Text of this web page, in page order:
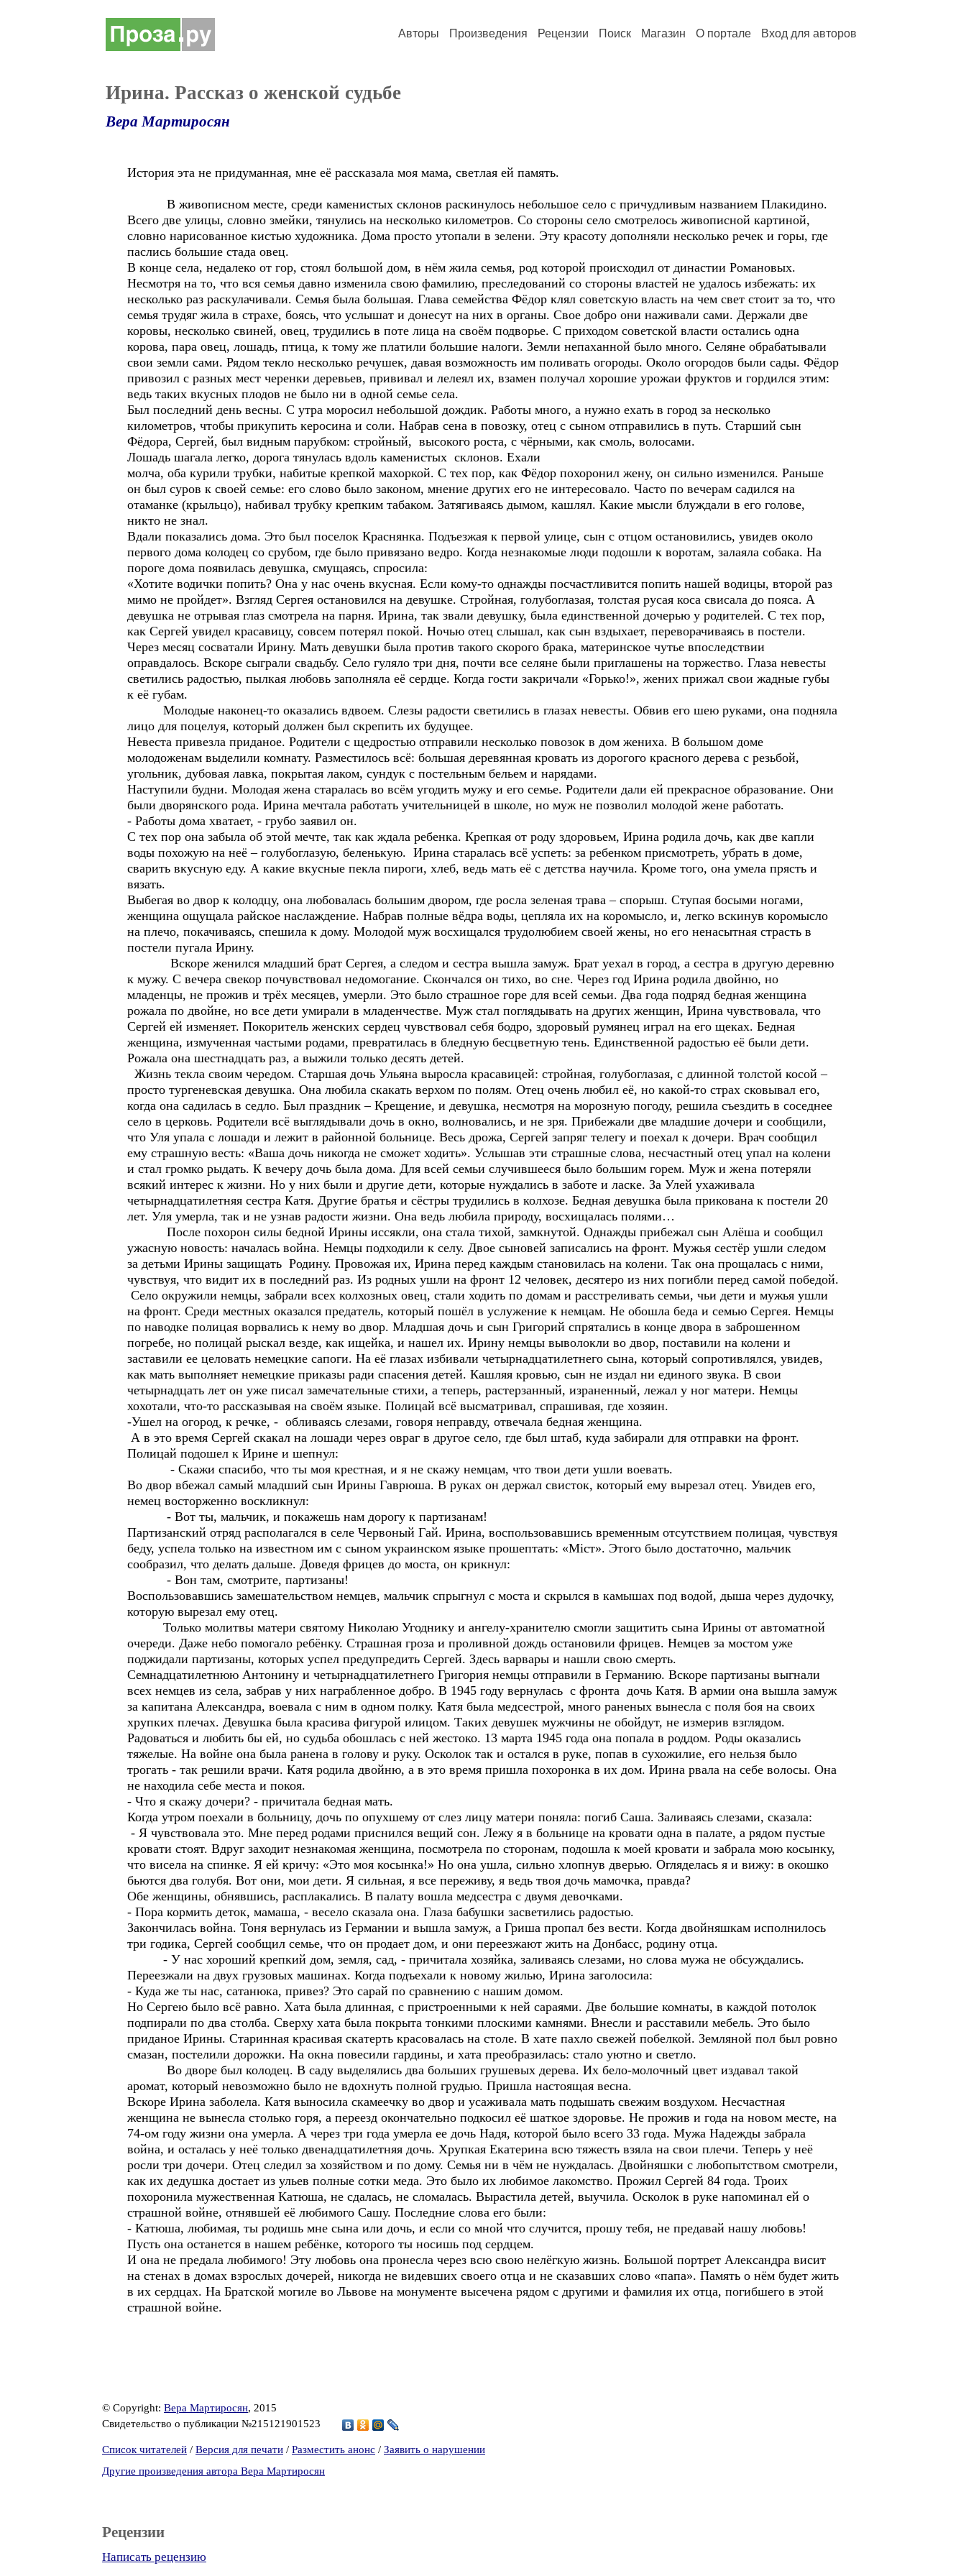
Авторы Произведения Рецензии Поиск Магазин О портале Вход для авторов
Ирина. Рассказ о женской судьбе
Вера Мартиросян
История эта не придуманная, мне её рассказала моя мама, светлая ей память.
В живописном месте, среди каменистых склонов раскинулось небольшое село с причудливым названием Плакидино.
Всего две улицы, словно змейки, тянулись на несколько километров. Со стороны село смотрелось живописной картиной,
словно нарисованное кистью художника. Дома просто утопали в зелени. Эту красоту дополняли несколько речек и горы, где
паслись большие стада овец.
В конце села, недалеко от гор, стоял большой дом, в нём жила семья, род которой происходил от династии Романовых.
Несмотря на то, что вся семья давно изменила свою фамилию, преследований со стороны властей не удалось избежать: их
несколько раз раскулачивали. Семья была большая. Глава семейства Фёдор клял советскую власть на чем свет стоит за то, что
семья трудяг жила в страхе, боясь, что услышат и донесут на них в органы. Свое добро они наживали сами. Держали две
коровы, несколько свиней, овец, трудились в поте лица на своём подворье. С приходом советской власти остались одна
корова, пара овец, лошадь, птица, к тому же платили большие налоги. Земли непаханной было много. Селяне обрабатывали
свои земли сами. Рядом текло несколько речушек, давая возможность им поливать огороды. Около огородов были сады. Фёдор
привозил с разных мест черенки деревьев, прививал и лелеял их, взамен получал хорошие урожаи фруктов и гордился этим:
ведь таких вкусных плодов не было ни в одной семье села.
Был последний день весны. С утра моросил небольшой дождик. Работы много, а нужно ехать в город за несколько
километров, чтобы прикупить керосина и соли. Набрав сена в повозку, отец с сыном отправились в путь. Старший сын
Фёдора, Сергей, был видным парубком: стройный, высокого роста, с чёрными, как смоль, волосами.
Лошадь шагала легко, дорога тянулась вдоль каменистых склонов. Ехали
молча, оба курили трубки, набитые крепкой махоркой. С тех пор, как Фёдор похоронил жену, он сильно изменился. Раньше
он был суров к своей семье: его слово было законом, мнение других его не интересовало. Часто по вечерам садился на
отаманке (крыльцо), набивал трубку крепким табаком. Затягиваясь дымом, кашлял. Какие мысли блуждали в его голове,
никто не знал.
Вдали показались дома. Это был поселок Краснянка. Подъезжая к первой улице, сын с отцом остановились, увидев около
первого дома колодец со срубом, где было привязано ведро. Когда незнакомые люди подошли к воротам, залаяла собака. На
пороге дома появилась девушка, смущаясь, спросила:
«Хотите водички попить? Она у нас очень вкусная. Если кому-то однажды посчастливится попить нашей водицы, второй раз
мимо не пройдет». Взгляд Сергея остановился на девушке. Стройная, голубоглазая, толстая русая коса свисала до пояса. А
девушка не отрывая глаз смотрела на парня. Ирина, так звали девушку, была единственной дочерью у родителей. С тех пор,
как Сергей увидел красавицу, совсем потерял покой. Ночью отец слышал, как сын вздыхает, переворачиваясь в постели.
Через месяц сосватали Ирину. Мать девушки была против такого скорого брака, материнское чутье впоследствии
оправдалось. Вскоре сыграли свадьбу. Село гуляло три дня, почти все селяне были приглашены на торжество. Глаза невесты
светились радостью, пылкая любовь заполняла её сердце. Когда гости закричали «Горько!», жених прижал свои жадные губы
к её губам.
Молодые наконец-то оказались вдвоем. Слезы радости светились в глазах невесты. Обвив его шею руками, она подняла
лицо для поцелуя, который должен был скрепить их будущее.
Невеста привезла приданое. Родители с щедростью отправили несколько повозок в дом жениха. В большом доме
молодоженам выделили комнату. Разместилось всё: большая деревянная кровать из дорогого красного дерева с резьбой,
угольник, дубовая лавка, покрытая лаком, сундук с постельным бельем и нарядами.
Наступили будни. Молодая жена старалась во всём угодить мужу и его семье. Родители дали ей прекрасное образование. Они
были дворянского рода. Ирина мечтала работать учительницей в школе, но муж не позволил молодой жене работать.
- Работы дома хватает, - грубо заявил он.
С тех пор она забыла об этой мечте, так как ждала ребенка. Крепкая от роду здоровьем, Ирина родила дочь, как две капли
воды похожую на неё – голубоглазую, беленькую. Ирина старалась всё успеть: за ребенком присмотреть, убрать в доме,
сварить вкусную еду. А какие вкусные пекла пироги, хлеб, ведь мать её с детства научила. Кроме того, она умела прясть и
вязать.
Выбегая во двор к колодцу, она любовалась большим двором, где росла зеленая трава – спорыш. Ступая босыми ногами,
женщина ощущала райское наслаждение. Набрав полные вёдра воды, цепляла их на коромысло, и, легко вскинув коромысло
на плечо, покачиваясь, спешила к дому. Молодой муж восхищался трудолюбием своей жены, но его ненасытная страсть в
постели пугала Ирину.
Вскоре женился младший брат Сергея, а следом и сестра вышла замуж. Брат уехал в город, а сестра в другую деревню
к мужу. С вечера свекор почувствовал недомогание. Скончался он тихо, во сне. Через год Ирина родила двойню, но
младенцы, не прожив и трёх месяцев, умерли. Это было страшное горе для всей семьи. Два года подряд бедная женщина
рожала по двойне, но все дети умирали в младенчестве. Муж стал поглядывать на других женщин, Ирина чувствовала, что
Сергей ей изменяет. Покоритель женских сердец чувствовал себя бодро, здоровый румянец играл на его щеках. Бедная
женщина, измученная частыми родами, превратилась в бледную бесцветную тень. Единственной радостью её были дети.
Рожала она шестнадцать раз, а выжили только десять детей.
Жизнь текла своим чередом. Старшая дочь Ульяна выросла красавицей: стройная, голубоглазая, с длинной толстой косой –
просто тургеневская девушка. Она любила скакать верхом по полям. Отец очень любил её, но какой-то страх сковывал его,
когда она садилась в седло. Был праздник – Крещение, и девушка, несмотря на морозную погоду, решила съездить в соседнее
село в церковь. Родители всё выглядывали дочь в окно, волновались, и не зря. Прибежали две младшие дочери и сообщили,
что Уля упала с лошади и лежит в районной больнице. Весь дрожа, Сергей запряг телегу и поехал к дочери. Врач сообщил
ему страшную весть: «Ваша дочь никогда не сможет ходить». Услышав эти страшные слова, несчастный отец упал на колени
и стал громко рыдать. К вечеру дочь была дома. Для всей семьи случившееся было большим горем. Муж и жена потеряли
всякий интерес к жизни. Но у них были и другие дети, которые нуждались в заботе и ласке. За Улей ухаживала
четырнадцатилетняя сестра Катя. Другие братья и сёстры трудились в колхозе. Бедная девушка была прикована к постели 20
лет. Уля умерла, так и не узнав радости жизни. Она ведь любила природу, восхищалась полями…
После похорон силы бедной Ирины иссякли, она стала тихой, замкнутой. Однажды прибежал сын Алёша и сообщил
ужасную новость: началась война. Немцы подходили к селу. Двое сыновей записались на фронт. Мужья сестёр ушли следом
за детьми Ирины защищать Родину. Провожая их, Ирина перед каждым становилась на колени. Так она прощалась с ними,
чувствуя, что видит их в последний раз. Из родных ушли на фронт 12 человек, десятеро из них погибли перед самой победой.
Село окружили немцы, забрали всех колхозных овец, стали ходить по домам и расстреливать семьи, чьи дети и мужья ушли
на фронт. Среди местных оказался предатель, который пошёл в услужение к немцам. Не обошла беда и семью Сергея. Немцы
по наводке полицая ворвались к нему во двор. Младшая дочь и сын Григорий спрятались в конце двора в заброшенном
погребе, но полицай рыскал везде, как ищейка, и нашел их. Ирину немцы выволокли во двор, поставили на колени и
заставили ее целовать немецкие сапоги. На её глазах избивали четырнадцатилетнего сына, который сопротивлялся, увидев,
как мать выполняет немецкие приказы ради спасения детей. Кашляя кровью, сын не издал ни единого звука. В свои
четырнадцать лет он уже писал замечательные стихи, а теперь, растерзанный, израненный, лежал у ног матери. Немцы
хохотали, что-то рассказывая на своём языке. Полицай всё высматривал, спрашивая, где хозяин.
-Ушел на огород, к речке, - обливаясь слезами, говоря неправду, отвечала бедная женщина.
А в это время Сергей скакал на лошади через овраг в другое село, где был штаб, куда забирали для отправки на фронт.
Полицай подошел к Ирине и шепнул:
- Скажи спасибо, что ты моя крестная, и я не скажу немцам, что твои дети ушли воевать.
Во двор вбежал самый младший сын Ирины Гаврюша. В руках он держал свисток, который ему вырезал отец. Увидев его,
немец восторженно воскликнул:
- Вот ты, мальчик, и покажешь нам дорогу к партизанам!
Партизанский отряд располагался в селе Червоный Гай. Ирина, воспользовавшись временным отсутствием полицая, чувствуя
беду, успела только на известном им с сыном украинском языке прошептать: «Міст». Этого было достаточно, мальчик
сообразил, что делать дальше. Доведя фрицев до моста, он крикнул:
- Вон там, смотрите, партизаны!
Воспользовавшись замешательством немцев, мальчик спрыгнул с моста и скрылся в камышах под водой, дыша через дудочку,
которую вырезал ему отец.
Только молитвы матери святому Николаю Угоднику и ангелу-хранителю смогли защитить сына Ирины от автоматной
очереди. Даже небо помогало ребёнку. Страшная гроза и проливной дождь остановили фрицев. Немцев за мостом уже
поджидали партизаны, которых успел предупредить Сергей. Здесь варвары и нашли свою смерть.
Семнадцатилетнюю Антонину и четырнадцатилетнего Григория немцы отправили в Германию. Вскоре партизаны выгнали
всех немцев из села, забрав у них награбленное добро. В 1945 году вернулась с фронта дочь Катя. В армии она вышла замуж
за капитана Александра, воевала с ним в одном полку. Катя была медсестрой, много раненых вынесла с поля боя на своих
хрупких плечах. Девушка была красива фигурой илицом. Таких девушек мужчины не обойдут, не измерив взглядом.
Радоваться и любить бы ей, но судьба обошлась с ней жестоко. 13 марта 1945 года она попала в роддом. Роды оказались
тяжелые. На войне она была ранена в голову и руку. Осколок так и остался в руке, попав в сухожилие, его нельзя было
трогать - так решили врачи. Катя родила двойню, а в это время пришла похоронка в их дом. Ирина рвала на себе волосы. Она
не находила себе места и покоя.
- Что я скажу дочери? - причитала бедная мать.
Когда утром поехали в больницу, дочь по опухшему от слез лицу матери поняла: погиб Саша. Заливаясь слезами, сказала:
- Я чувствовала это. Мне перед родами приснился вещий сон. Лежу я в больнице на кровати одна в палате, а рядом пустые
кровати стоят. Вдруг заходит незнакомая женщина, посмотрела по сторонам, подошла к моей кровати и забрала мою косынку,
что висела на спинке. Я ей кричу: «Это моя косынка!» Но она ушла, сильно хлопнув дверью. Огляделась я и вижу: в окошко
бьются два голубя. Вот они, мои дети. Я сильная, я все переживу, я ведь твоя дочь мамочка, правда?
Обе женщины, обнявшись, расплакались. В палату вошла медсестра с двумя девочками.
- Пора кормить деток, мамаша, - весело сказала она. Глаза бабушки засветились радостью.
Закончилась война. Тоня вернулась из Германии и вышла замуж, а Гриша пропал без вести. Когда двойняшкам исполнилось
три годика, Сергей сообщил семье, что он продает дом, и они переезжают жить на Донбасс, родину отца.
- У нас хороший крепкий дом, земля, сад, - причитала хозяйка, заливаясь слезами, но слова мужа не обсуждались.
Переезжали на двух грузовых машинах. Когда подъехали к новому жилью, Ирина заголосила:
- Куда же ты нас, сатанюка, привез? Это сарай по сравнению с нашим домом.
Но Сергею было всё равно. Хата была длинная, с пристроенными к ней сараями. Две большие комнаты, в каждой потолок
подпирали по два столба. Сверху хата была покрыта тонкими плоскими камнями. Внесли и расставили мебель. Это было
приданое Ирины. Старинная красивая скатерть красовалась на столе. В хате пахло свежей побелкой. Земляной пол был ровно
смазан, постелили дорожки. На окна повесили гардины, и хата преобразилась: стало уютно и светло.
Во дворе был колодец. В саду выделялись два больших грушевых дерева. Их бело-молочный цвет издавал такой
аромат, который невозможно было не вдохнуть полной грудью. Пришла настоящая весна.
Вскоре Ирина заболела. Катя выносила скамеечку во двор и усаживала мать подышать свежим воздухом. Несчастная
женщина не вынесла столько горя, а переезд окончательно подкосил её шаткое здоровье. Не прожив и года на новом месте, на
74-ом году жизни она умерла. А через три года умерла ее дочь Надя, которой было всего 33 года. Мужа Надежды забрала
война, и осталась у неё только двенадцатилетняя дочь. Хрупкая Екатерина всю тяжесть взяла на свои плечи. Теперь у неё
росли три дочери. Отец следил за хозяйством и по дому. Семья ни в чём не нуждалась. Двойняшки с любопытством смотрели,
как их дедушка достает из ульев полные сотки меда. Это было их любимое лакомство. Прожил Сергей 84 года. Троих
похоронила мужественная Катюша, не сдалась, не сломалась. Вырастила детей, выучила. Осколок в руке напоминал ей о
страшной войне, отнявшей её любимого Сашу. Последние слова его были:
- Катюша, любимая, ты родишь мне сына или дочь, и если со мной что случится, прошу тебя, не предавай нашу любовь!
Пусть она останется в нашем ребёнке, которого ты носишь под сердцем.
И она не предала любимого! Эту любовь она пронесла через всю свою нелёгкую жизнь. Большой портрет Александра висит
на стенах в домах взрослых дочерей, никогда не видевших своего отца и не сказавших слово «папа». Память о нём будет жить
в их сердцах. На Братской могиле во Львове на монументе высечена рядом с другими и фамилия их отца, погибшего в этой
страшной войне.
© Copyright: Вера Мартиросян, 2015
Свидетельство о публикации №215121901523
Список читателей / Версия для печати / Разместить анонс / Заявить о нарушении
Другие произведения автора Вера Мартиросян
Рецензии
Написать рецензию